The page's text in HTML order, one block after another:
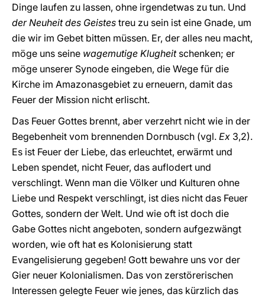
Dinge laufen zu lassen, ohne irgendetwas zu tun. Und
der Neuheit des Geistes treu zu sein ist eine Gnade, um
die wir im Gebet bitten müssen. Er, der alles neu macht,
möge uns seine wagemutige Klugheitschenken; er
möge unserer Synode eingeben, die Wege für die
Kirche im Amazonasgebiet zu erneuern, damit das
Feuer der Mission nicht erlischt.
Das Feuer Gottes brennt, aber verzehrt nicht wie in der
Begebenheit vom brennenden Dornbusch (vgl. Ex 3,2).
Es ist Feuer der Liebe, das erleuchtet, erwärmt und
Leben spendet, nicht Feuer, das auflodert und
verschlingt. Wenn man die Völker und Kulturen ohne
Liebe und Respekt verschlingt, ist dies nicht das Feuer
Gottes, sondern der Welt. Und wie oft ist doch die
Gabe Gottes nicht angeboten, sondern aufgezwängt
worden, wie oft hat es Kolonisierung statt
Evangelisierung gegeben! Gott bewahre uns vor der
Gier neuer Kolonialismen. Das von zerstörerischen
Interessen gelegte Feuer wie jenes, das kürzlich das